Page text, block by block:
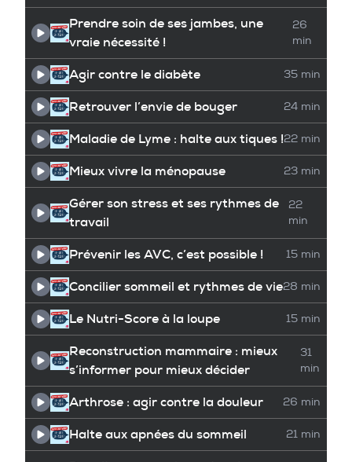
Prendre soin de ses jambes, une
vraie nécessité !
26
min
Agir contre le diabète 35 min
Retrouver l’envie de bouger 24 min
Maladie de Lyme : halte aux tiques !22 min
Mieux vivre la ménopause 23 min
Gérer son stress et ses rythmes de
travail
22
min
Prévenir les AVC, c’est possible ! 15 min
Concilier sommeil et rythmes de vie28 min
Le Nutri-Score à la loupe 15 min
Reconstruction mammaire : mieux
s’informer pour mieux décider
31
min
Arthrose : agir contre la douleur 26 min
Halte aux apnées du sommeil 21 min